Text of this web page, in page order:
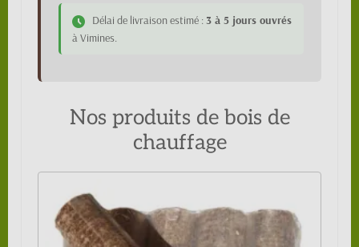
Délai de livraison estimé : 3 à 5 jours ouvrés
à Vimines.
Nos produits de bois de
chauffage